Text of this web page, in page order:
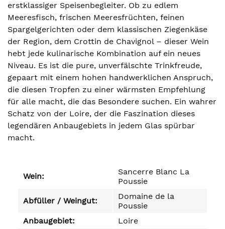
erstklassiger Speisenbegleiter. Ob zu edlem
Meeresfisch, frischen Meeresfrüchten, feinen
Spargelgerichten oder dem klassischen Ziegenkäse
der Region, dem Crottin de Chavignol – dieser Wein
hebt jede kulinarische Kombination auf ein neues
Niveau. Es ist die pure, unverfälschte Trinkfreude,
gepaart mit einem hohen handwerklichen Anspruch,
die diesen Tropfen zu einer wärmsten Empfehlung
für alle macht, die das Besondere suchen. Ein wahrer
Schatz von der Loire, der die Faszination dieses
legendären Anbaugebiets in jedem Glas spürbar
macht.
Wein:
Sancerre Blanc La
Poussie
Abfüller / Weingut:
Domaine de la
Poussie
Anbaugebiet:
Loire